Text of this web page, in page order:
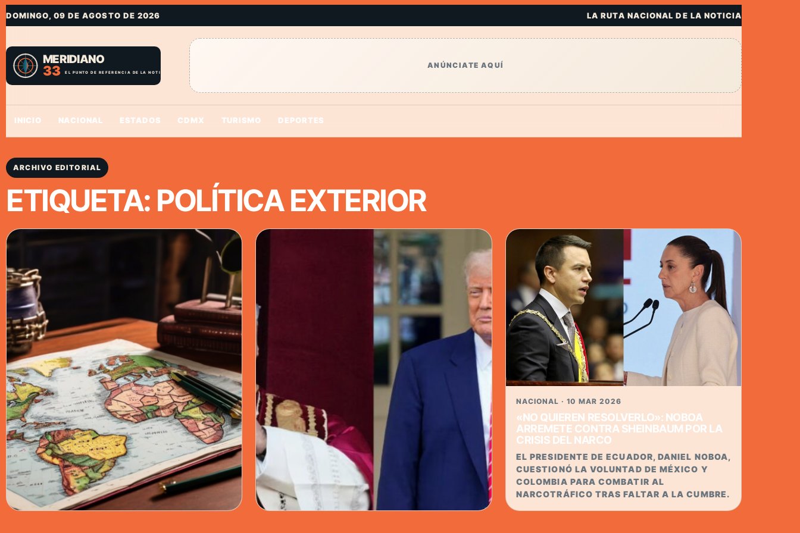
DOMINGO, 09 DE AGOSTO DE 2026 LA RUTA NACIONAL DE LA NOTICIA
ANÚNCIATE AQUÍ
INICIO NACIONAL ESTADOS CDMX TURISMO DEPORTES
ARCHIVO EDITORIAL
ETIQUETA: POLÍTICA EXTERIOR
NACIONAL · 10 MAR 2026
«NO QUIEREN RESOLVERLO»: NOBOA
ARREMETE CONTRA SHEINBAUM POR LA
CRISIS DEL NARCO
EL PRESIDENTE DE ECUADOR, DANIEL NOBOA,
CUESTIONÓ LA VOLUNTAD DE MÉXICO Y
COLOMBIA PARA COMBATIR AL
NARCOTRÁFICO TRAS FALTAR A LA CUMBRE.